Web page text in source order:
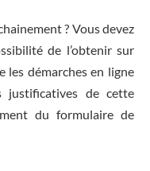
? Vous devez
de l’obtenir sur
les démarches en ligne
justificatives de cette
du formulaire de